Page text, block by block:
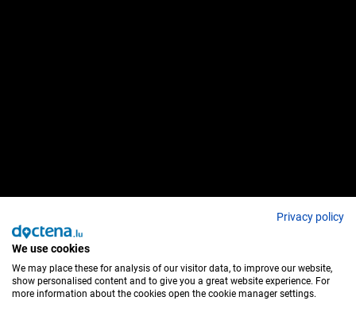
Privacy policy
We use cookies
We may place these for analysis of our visitor data, to improve our website,
show personalised content and to give you a great website experience. For
more information about the cookies open the cookie manager settings.